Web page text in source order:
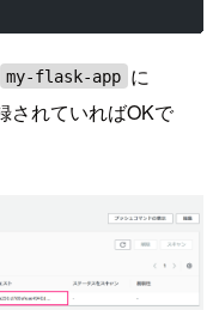
my-flask-app に
されていればOKで